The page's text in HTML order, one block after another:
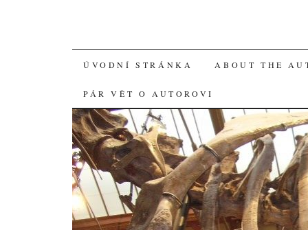
SKIP
TO
CONTENT
ÚVODNÍ STRÁNKA ABOUT THE
PÁR VĚT O AUTOROVI